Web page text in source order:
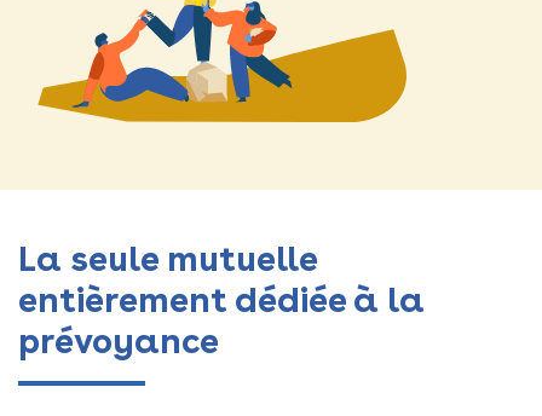
La seule mutuelle
entièrement dédiée à la
prévoyance